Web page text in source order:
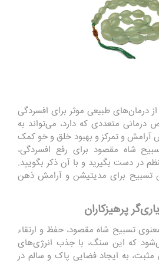
درمان‌های طبیعی موثر برای افسردگی
متعددی که دارد، می‌تواند به
آرامش و تمرکز و بهبود خلق و خو کمک
شاه مقصود برای رفع افسردگی،
در دست بگیرید و با آن ذکر بگویید.
تسبیح برای مدیتیشن و آرامش ذهن
پرهیزکاران
تسبیح شاه مقصود، حفظ و ارتقاء
که این سنگ، با جذب انرژی‌های
مثبت، به ایجاد فضایی پاک و سالم در